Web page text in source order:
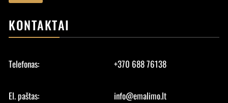
KONTAKTAI
Telefonas: +370 688 76138
El. paštas: info@emalimo.lt